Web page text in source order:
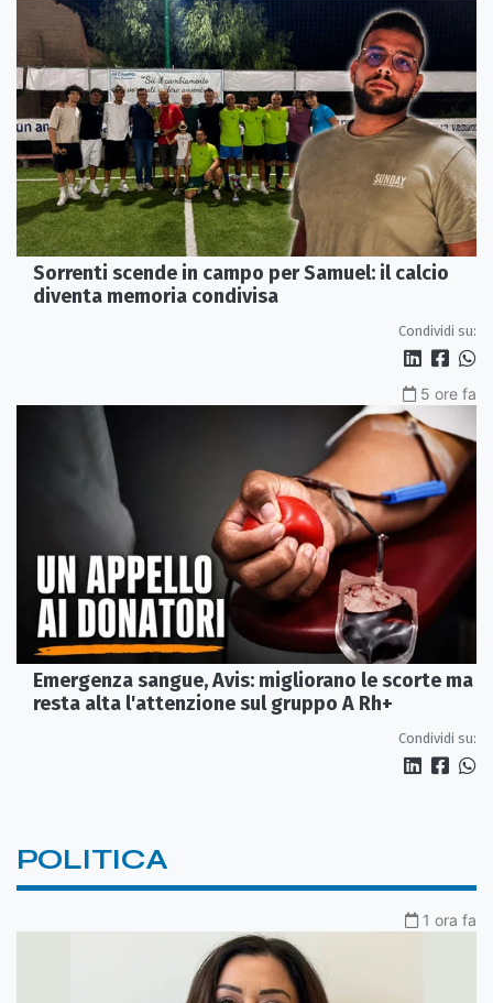
Sorrenti scende in campo per Samuel: il calcio
diventa memoria condivisa
Condividi su:
5 ore fa
Emergenza sangue, Avis: migliorano le scorte ma
resta alta l'attenzione sul gruppo A Rh+
Condividi su:
POLITICA
1 ora fa